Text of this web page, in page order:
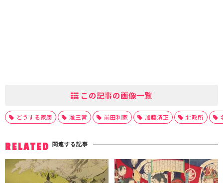
この記事の画像一覧
どうする家康 准三宮 前田利家 加藤清正 北政所
RELATED 関連する記事